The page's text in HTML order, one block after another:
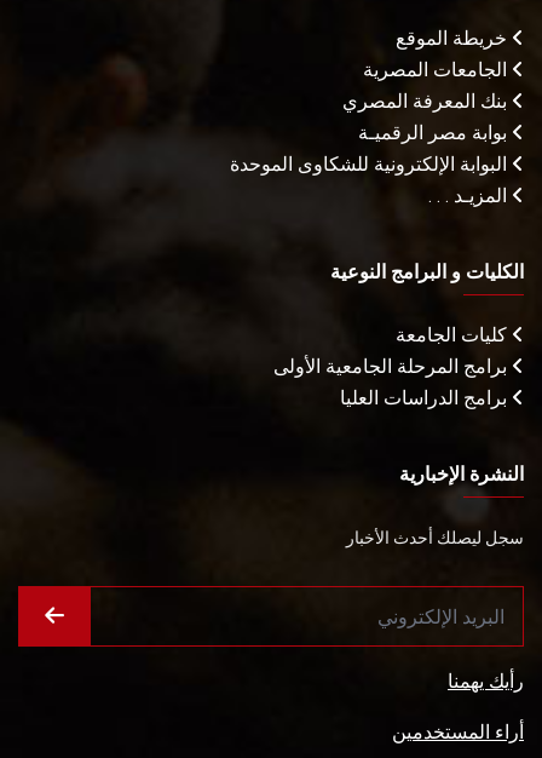
خريطة الموقع
الجامعات المصرية
بنك المعرفة المصري
بوابة مصر الرقميـة
البوابة الإلكترونية للشكاوى الموحدة
المزيـد . . .
الكليات و البرامج النوعية
كليات الجامعة
برامج المرحلة الجامعية الأولى
برامج الدراسات العليا
النشرة الإخبارية
سجل ليصلك أحدث الأخبار
رأيك يهمنا
أراء المستخدمين